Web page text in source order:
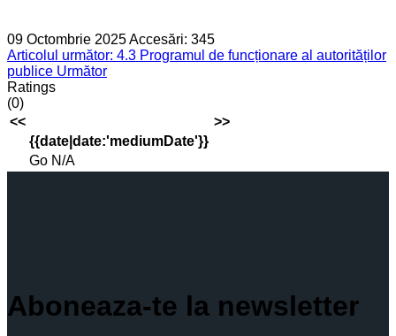
09 Octombrie 2025Accesări: 345
Articolul următor: 4.3 Programul de funcționare al autorităților
publice Următor
Ratings
(0)
<<
>>
{{date|date:'mediumDate'}}
Go N/A
Aboneaza-te la newsletter